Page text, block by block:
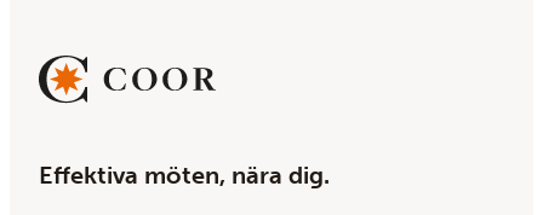
Effektiva möten, nära dig.